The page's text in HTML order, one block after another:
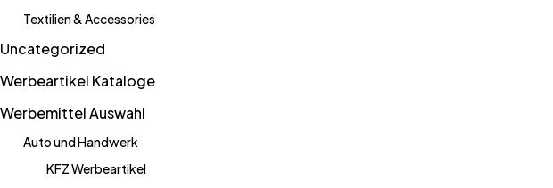
Textilien & Accessories
Uncategorized
Werbeartikel Kataloge
Werbemittel Auswahl
Auto und Handwerk
KFZ Werbeartikel